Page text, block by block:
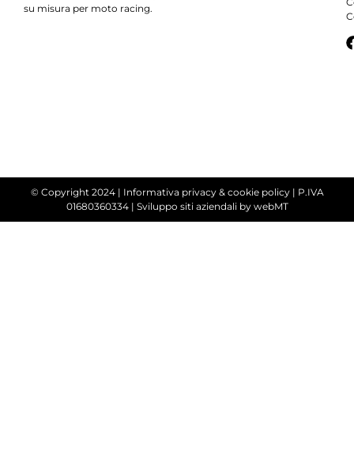
su misura per moto racing.
© Copyright 2024 | Informativa privacy & cookie policy| P.IVA
01680360334 | Sviluppo siti aziendaliby webMT